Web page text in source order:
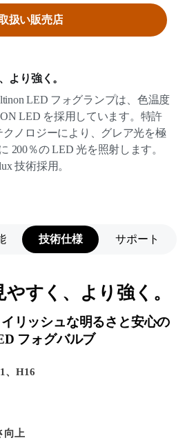
より強く。
LED フォグランプは、色温度
LED を採用しています。特許
クノロジーにより、グレア光を極
200％の LED 光を照射します。
技術採用。
扱い販売店
技術仕様 サポート
すく、より強く。
リッシュな明るさと安心の
フォグバルブ
、H16
向上